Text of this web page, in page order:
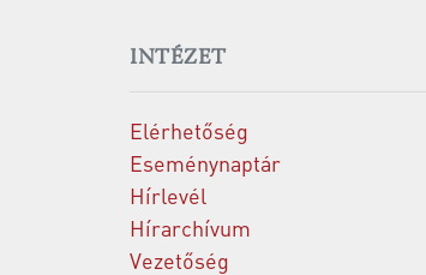
INTÉZET
Elérhetőség
Eseménynaptár
Hírlevél
Hírarchívum
Vezetőség